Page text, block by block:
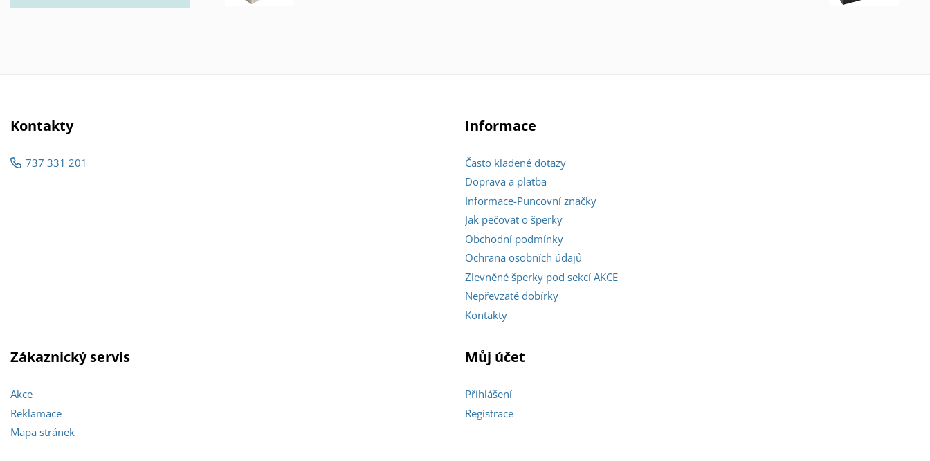
Kontakty
737 331 201
Informace
Často kladené dotazy
Doprava a platba
Informace-Puncovní značky
Jak pečovat o šperky
Obchodní podmínky
Ochrana osobních údajů
Zlevněné šperky pod sekcí AKCE
Nepřevzaté dobírky
Kontakty
Zákaznický servis
Akce
Reklamace
Mapa stránek
Můj účet
Přihlášení
Registrace